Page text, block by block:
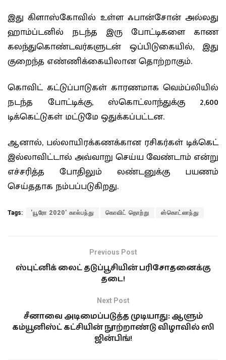
இது கிளாஸ்கோவில் உள்ள ஃபான்சோன் அல்லது
ஹாம்ப்டனில் நடந்த இரு போட்டிகளை காண
கலந்துகொண்டவர்களுடன் ஒப்பிடுகையில், இது
குறைந்த எண்ணிக்கையிலான தொற்றாகும்.
கொவிட் கட்டுப்பாடுகள் காரணமாக வெம்ப்லியில்
நடந்த போட்டிக்கு, ஸ்கொட்லாந்துக்கு 2,600
டிக்கெட்டுகள் மட்டுமே ஒதுக்கப்பட்டன.
ஆனால், பல்லாயிரக்கணக்கான ரசிகர்கள் டிக்கெட்
இல்லாவிட்டால் அவ்வாறு செய்ய வேண்டாம் என்று
எச்சரித்த போதிலும் லண்டனுக்கு பயணம்
செய்ததாக நம்பப்படுகிறது.
Tags: 'யூரோ 2020' கால்பந்து கொவிட் தொற்று ஸ்கொட்லாந்து
Previous Post
ஸ்புட்னிக் லைட் தடுப்பூசியின் பரிசோதனைக்கு
தடை!
Next Post
சீனாவை அடிமைப்படுத்த முடியாது: ஆளும்
கம்யூனிஸ்ட் கட்சியின் நூற்றாண்டு விழாவில் ஸி
ஜின்பிங்!